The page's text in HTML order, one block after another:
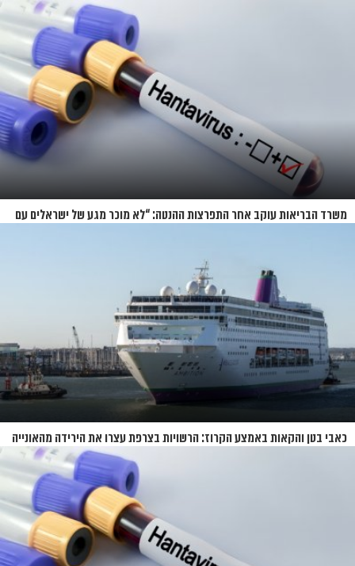
משרד הבריאות עוקב אחר התפרצות ההנטה: “לא מוכר מגע של ישראלים עם
כאבי בטן והקאות באמצע הקרוז: הרשויות בצרפת עצרו את הירידה מהאונייה